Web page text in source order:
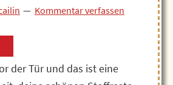
Kommentar verfassen
der Tür und das ist eine